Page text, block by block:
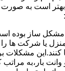
است به صورت
ساز بوده
یا شرکت ها را
کنند.این
بار،به